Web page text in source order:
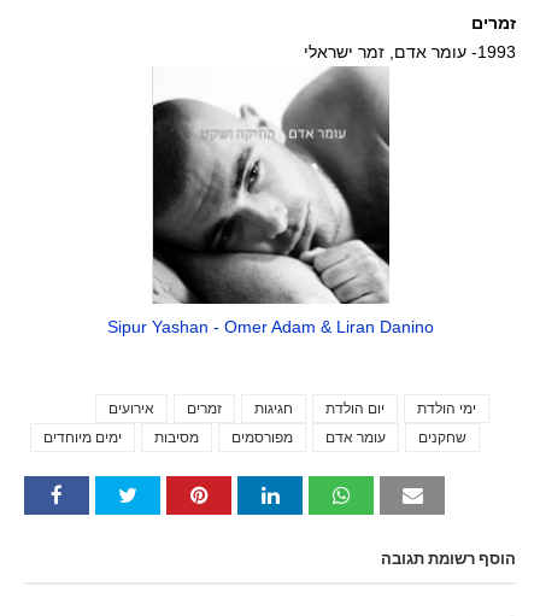
זמרים
1993- עומר אדם, זמר ישראלי
Sipur Yashan - Omer Adam & Liran Danino
אירועים זמרים חגיגות יום הולדת
ימי הולדת
ימים מיוחדים
מסיבות מפורסמים עומר אדם שחקנים
הוסף רשומת תגובה